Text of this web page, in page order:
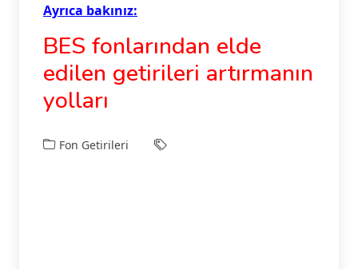
Ayrıca bakınız:
BES fonlarından elde
edilen getirileri artırmanın
yolları
Fon Getirileri